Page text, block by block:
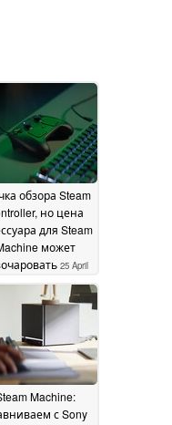
обзора Steam
но цена
для Steam
может
25 April
2026
Machine:
с Sony